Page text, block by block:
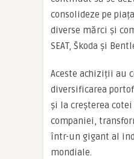
consolideze pe
diverse mărci și
SEAT, Škoda și
Aceste achiziții au
diversificarea
și la creșterea cotei
companiei,
într-un gigant al
mondiale.